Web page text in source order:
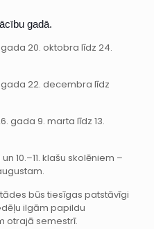
gadā.
20. oktobra līdz 24.
22. decembra līdz
gada 9. marta līdz 13.
10.–11. klašu skolēniem –
būs tiesīgas patstāvīgi
ilgām papildu
otrajā semestrī.